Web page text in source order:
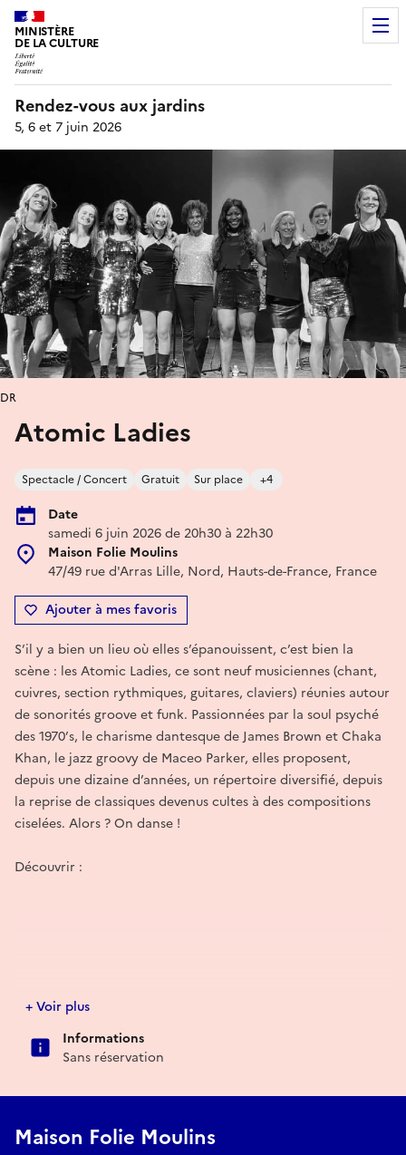
MINISTÈRE
DE LA CULTURE
Rendez-vous aux jardins
5, 6 et 7 juin 2026
Atomic Ladies
Spectacle / Concert Gratuit Sur place +4
Date
samedi 6 juin 2026 de 20h30 à 22h30
Maison Folie Moulins
47/49 rue d'Arras Lille, Nord, Hauts-de-France, France
Ajouter à mes favoris
DR
S’il y a bien un lieu où elles s’épanouissent, c’est bien la
scène : les Atomic Ladies, ce sont neuf musiciennes (chant,
cuivres, section rythmiques, guitares, claviers) réunies autour
de sonorités groove et funk. Passionnées par la soul psyché
des 1970’s, le charisme dantesque de James Brown et Chaka
Khan, le jazz groovy de Maceo Parker, elles proposent,
depuis une dizaine d’années, un répertoire diversifié, depuis
la reprise de classiques devenus cultes à des compositions
ciselées. Alors ? On danse !
Découvrir :
Dans le cadre des Rendez-vous aux jardins 2026 organisé par
+ Voir plus
Informations
Sans réservation
Maison Folie Moulins